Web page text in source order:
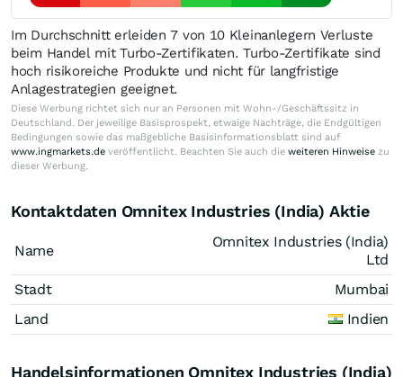
Im Durchschnitt erleiden 7 von 10 Kleinanlegern Verluste
beim Handel mit Turbo-Zertifikaten. Turbo-Zertifikate sind
hoch risikoreiche Produkte und nicht für langfristige
Anlagestrategien geeignet.
Diese Werbung richtet sich nur an Personen mit Wohn-/Geschäftssitz in
Deutschland. Der jeweilige Basisprospekt, etwaige Nachträge, die Endgültigen
Bedingungen sowie das maßgebliche Basisinformationsblatt sind auf
www.ingmarkets.de veröffentlicht. Beachten Sie auch die weiteren Hinweise zu
dieser Werbung.
Kontaktdaten Omnitex Industries (India) Aktie
Name
Omnitex Industries (India)
Ltd
Stadt
Mumbai
Land
Indien
Handelsinformationen Omnitex Industries (India)